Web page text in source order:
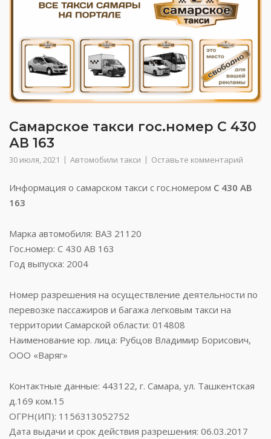
Самарское такси гос.номер С 430
АВ 163
30 июля, 2021 Автомобили такси Оставьте комментарий
Информация о самарском такси с гос.номером С 430 АВ
163
Марка автомобиля: ВАЗ 21120
Гос.номер: С 430 АВ 163
Год выпуска: 2004
Номер разрешения на осуществление деятельности по
перевозке пассажиров и багажа легковым такси на
территории Самарской области: 014808
Наименование юр. лица: Рубцов Владимир Борисович,
ООО «Варяг»
Контактные данные: 443122, г. Самара, ул. Ташкентская
д.169 ком.15
ОГРН(ИП): 1156313052752
Дата выдачи и срок действия разрешения: 06.03.2017